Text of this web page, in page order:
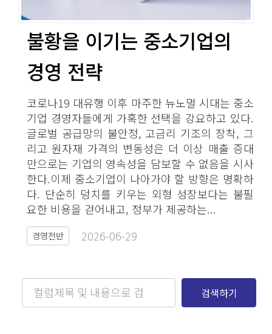
불황을 이기는 중소기업의
경영 전략​
코로나19 대유행 이후 마주한 뉴노멀 시대는 중소
기업 경영자들에게 가혹한 선택을 강요하고 있다.
글로벌 공급망의 불안정, 고금리 기조의 장착, 그
리고 원자재 가격의 변동성은 더 이상 매출 증대
만으로는 기업의 영속성을 담보할 수 없음을 시사
한다.이제 중소기업이 나아가야 할 방향은 명확하
다. 단순히 덩치를 키우는 외형 성장보다는 불필
요한 비용을 걷어내고, 정부가 제공하는...
경영전반 2026-06-29​
검색하기